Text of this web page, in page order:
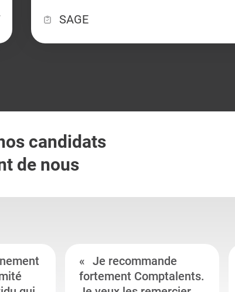
SAGE
candidats
de nous
Je recommande
fortement Comptalents.